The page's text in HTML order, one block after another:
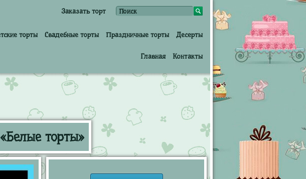
Заказать торт
торты Свадебные торты Праздничные торты Десерты
Главная Контакты
торты»